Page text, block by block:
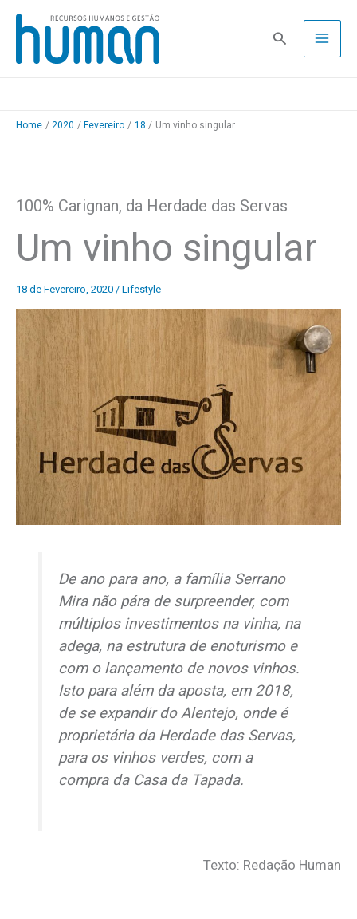
Skip
content
Pesquisa
Home 2020 Fevereiro 18 Um vinho singular
100% Carignan, da Herdade das Servas
Um vinho singular
18 de Fevereiro, 2020 / Lifestyle
De ano para ano, a família Serrano
Mira não pára de surpreender, com
múltiplos investimentos na vinha, na
adega, na estrutura de enoturismo e
com o lançamento de novos vinhos.
Isto para além da aposta, em 2018,
de se expandir do Alentejo, onde é
proprietária da Herdade das Servas,
para os vinhos verdes, com a
compra da Casa da Tapada.
Texto: Redação Human